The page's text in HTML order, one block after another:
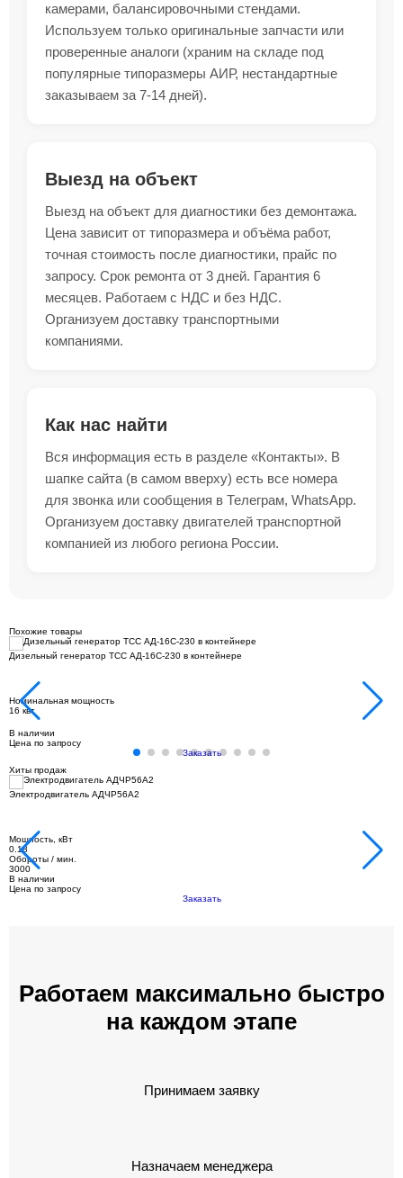
камерами, балансировочными стендами.
Используем только оригинальные запчасти или
проверенные аналоги (храним на складе под
популярные типоразмеры АИР, нестандартные
заказываем за 7-14 дней).
Выезд на объект
Выезд на объект для диагностики без демонтажа.
Цена зависит от типоразмера и объёма работ,
точная стоимость после диагностики, прайс по
запросу. Срок ремонта от 3 дней. Гарантия 6
месяцев. Работаем с НДС и без НДС.
Организуем доставку транспортными
компаниями.
Как нас найти
Вся информация есть в разделе «Контакты». В
шапке сайта (в самом вверху) есть все номера
для звонка или сообщения в Телеграм, WhatsApp.
Организуем доставку двигателей транспортной
компанией из любого региона России.
Похожие товары
Дизельный генератор ТСС АД-16С-230 в контейнере
Номинальная мощность
16 квт
В наличии
Цена по запросу
Заказать
Хиты продаж
Электродвигатель АДЧР56А2
Мощность, кВт
0.18
Обороты / мин.
3000
В наличии
Цена по запросу
Заказать
Работаем максимально быстро
на каждом этапе
Принимаем заявку
Назначаем менеджера